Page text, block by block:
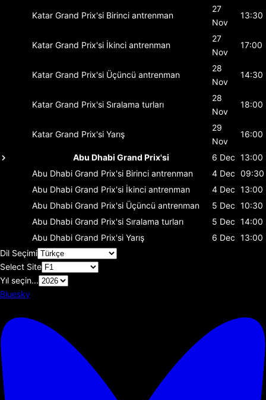
Katar Grand Prix'si Birinci antrenman
27
Nov
13:30
Katar Grand Prix'si İkinci antrenman
27
Nov
17:00
Katar Grand Prix'si Üçüncü antrenman
28
Nov
14:30
Katar Grand Prix'si Sıralama turları
28
Nov
18:00
Katar Grand Prix'si Yarış
29
Nov
16:00
Abu Dhabi Grand Prix'si 6 Dec 13:00
Abu Dhabi Grand Prix'si Birinci antrenman 4 Dec 09:30
Abu Dhabi Grand Prix'si İkinci antrenman 4 Dec 13:00
Abu Dhabi Grand Prix'si Üçüncü antrenman 5 Dec 10:30
Abu Dhabi Grand Prix'si Sıralama turları 5 Dec 14:00
Abu Dhabi Grand Prix'si Yarış 6 Dec 13:00
Dil Seçimi
Select Site
Yıl seçin...
Bluesky